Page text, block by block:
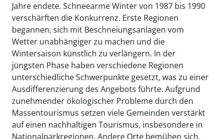
Jahre endete. Schneearme Winter von 1987 bis 1990
verschärften die Konkurrenz. Erste Regionen
begannen, sich mit Beschneiungsanlagen vom
Wetter unabhängiger zu machen und die
Wintersaison künstlich zu verlängern. In der
jüngsten Phase haben verschiedene Regionen
unterschiedliche Schwerpunkte gesetzt, was zu einer
Ausdifferenzierung des Angebots führte. Aufgrund
zunehmender ökologischer Probleme durch den
Massentourismus setzen viele Gemeinden verstärkt
auf einen nachhaltigen Tourismus, insbesondere in
Nationalparkregionen. Andere Orte bemühen sich,